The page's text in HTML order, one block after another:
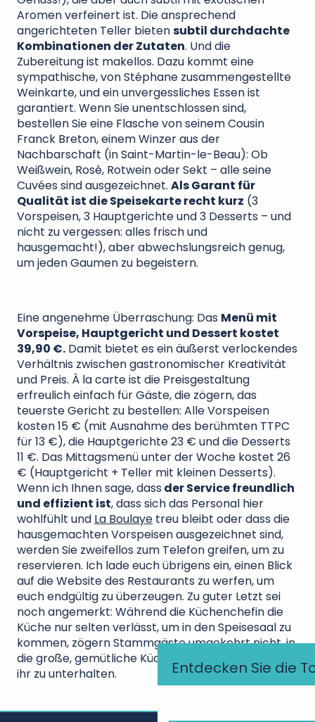
Entdecken Sie die
Aromen verfeinert ist. Die ansprechend
angerichteten Teller bietensubtil durchdachte
Kombinationen der Zutaten. Und die
Zubereitung ist makellos. Dazu kommt eine
sympathische, von Stéphane zusammengestellte
Weinkarte, und ein unvergessliches Essen ist
garantiert. Wenn Sie unentschlossen sind,
bestellen Sie eine Flasche von seinem Cousin
Franck Breton, einem Winzer aus der
Nachbarschaft (in Saint-Martin-le-Beau): Ob
Weißwein, Rosé, Rotwein oder Sekt – alle seine
Cuvées sind ausgezeichnet. Als Garant für
Qualität ist die Speisekarte recht kurz (3
Vorspeisen, 3 Hauptgerichte und 3 Desserts – und
nicht zu vergessen: alles frisch und
hausgemacht!), aber abwechslungsreich genug,
um jeden Gaumen zu begeistern.
Eine angenehme Überraschung: Das Menü mit
Vorspeise, Hauptgericht und Dessert kostet
39,90 €. Damit bietet es ein äußerst verlockendes
Verhältnis zwischen gastronomischer Kreativität
und Preis. À la carte ist die Preisgestaltung
erfreulich einfach für Gäste, die zögern, das
teuerste Gericht zu bestellen: Alle Vorspeisen
kosten 15 € (mit Ausnahme des berühmten TTPC
für 13 €), die Hauptgerichte 23 € und die Desserts
11 €. Das Mittagsmenü unter der Woche kostet 26
€ (Hauptgericht + Teller mit kleinen Desserts).
Wenn ich Ihnen sage, dassder Service freundlich
und effizient ist, dass sich das Personal hier
wohlfühlt und La Boulaye treu bleibt oder dass die
hausgemachten Vorspeisen ausgezeichnet sind,
werden Sie zweifellos zum Telefon greifen, um zu
reservieren. Ich lade euch übrigens ein, einen Blick
auf die Website des Restaurants zu werfen, um
euch endgültig zu überzeugen. Zu guter Letzt sei
noch angemerkt: Während die Küchenchefin die
Küche nur selten verlässt, um in den Speisesaal zu
kommen, zögern Stammgäste umgekehrt nicht, in
die große, gemütliche Küche zu gehen, um sich mit
ihr zu unterhalten.